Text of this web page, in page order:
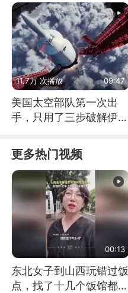
11.7万 次播放 09:47
美国太空部队第一次出
手，只用了三步破解伊朗
更多热门视频
00:13
东北女子到山西玩错过饭
点，找了十几个饭馆都没